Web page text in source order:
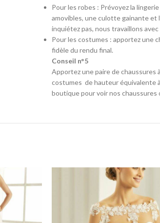
Pour les robes : Prévoyez la
amovibles, une culotte gainante et
inquiétez pas, nous travaillons avec
Pour les costumes : apportez une
fidèle du rendu final.
Conseil n°5
Apportez une paire de chaussures
costumes de hauteur équivalente
boutique pour voir nos chaussures